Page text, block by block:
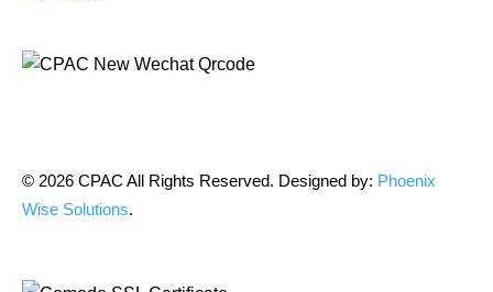
© 2026 CPAC All Rights Reserved. Designed by: Phoenix
Wise Solutions.